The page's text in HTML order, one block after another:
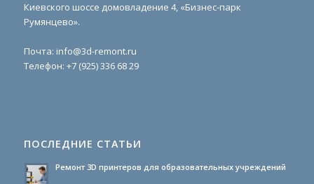
Киевского шоссе домовладение 4, «Бизнес-парк
Румянцево».
Почта: info@3d-remont.ru
Телефон: +7 (925) 336 68 29
ПОСЛЕДНИЕ СТАТЬИ
Ремонт 3D принтеров для образовательных учреждений